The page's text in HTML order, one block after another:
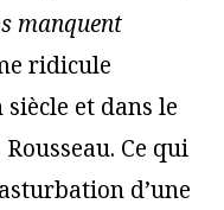
manquent
ridicule
et dans le
Ce qui
d’une